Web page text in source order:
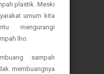
plastik. Meski
umum kita
mengurangi
lho.
sampah
membuangnya